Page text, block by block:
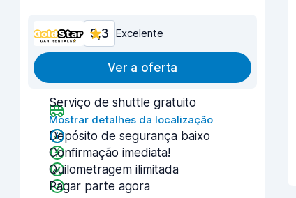
9,3 Excelente
Ver a oferta
Serviço de shuttle gratuito
Mostrar detalhes da localização
Depósito de segurança baixo
Confirmação imediata!
Quilometragem ilimitada
Pagar parte agora